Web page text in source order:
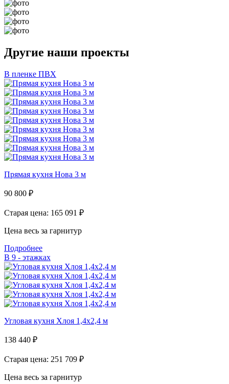
Другие наши проекты
В пленке ПВХ
Прямая кухня Нова 3 м
90 800 ₽
Старая цена: 165 091 ₽
Цена весь за гарнитур
Подробнее
В 9 - этажках
Угловая кухня Хлоя 1,4х2,4 м
138 440 ₽
Старая цена: 251 709 ₽
Цена весь за гарнитур